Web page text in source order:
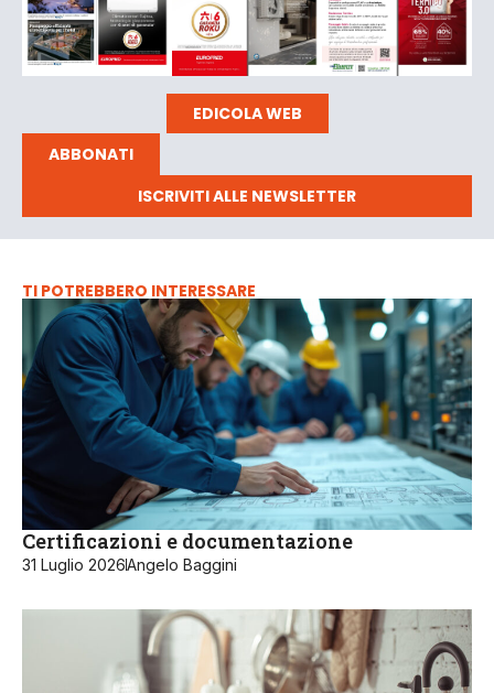
EDICOLA WEB
ABBONATI
ISCRIVITI ALLE NEWSLETTER
TI POTREBBERO INTERESSARE
Certificazioni e documentazione
31 Luglio 2026Angelo Baggini